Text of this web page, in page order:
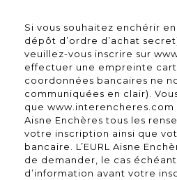
Si vous souhaitez enchérir
dépôt d’ordre d’achat
veuillez-vous inscrire sur
effectuer une empreinte
coordonnées bancaires ne
communiquées en clair).
que www.interencheres.com
Aisne Enchères tous les
votre inscription ainsi que
bancaire. L’EURL Aisne
de demander, le cas
d’information avant votre